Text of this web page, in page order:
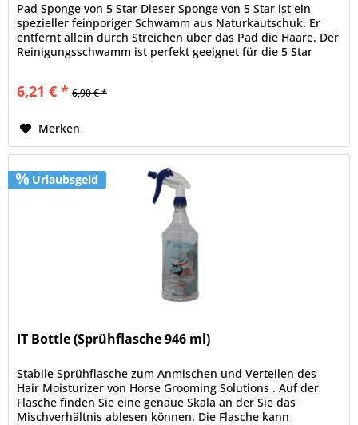
Pad Sponge von 5 Star Dieser Sponge von 5 Star ist ein
spezieller feinporiger Schwamm aus Naturkautschuk. Er
entfernt allein durch Streichen über das Pad die Haare. Der
Reinigungsschwamm ist perfekt geeignet für die 5 Star
6,21 € * 6,90 € *
Merken
Urlaubsgeld
IT Bottle (Sprühflasche 946 ml)
Stabile Sprühflasche zum Anmischen und Verteilen des
Hair Moisturizer von Horse Grooming Solutions . Auf der
Flasche finden Sie eine genaue Skala an der Sie das
Mischverhältnis ablesen können. Die Flasche kann